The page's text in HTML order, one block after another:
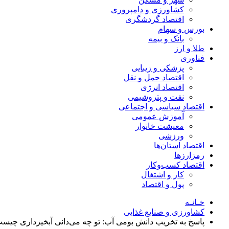
کشاورزی و دامپروری
اقتصاد گردشگری
بورس و سهام
بانک و بیمه
طلا و ارز
فناوری
پزشکی و زیبایی
اقتصاد حمل و نقل
اقتصاد انرژی
نفت و پتروشیمی
اقتصاد سیاسی و اجتماعی
آموزش عمومی
معیشت خانوار
ورزشی
اقتصاد استان‌ها
رمزارزها
اقتصاد کسب‌و‌کار
کار و اشتغال
پول و اقتصاد
خـانـه
کشاورزی و صنایع غذایی
پاسخ به تخریب دانش بومی آب: تو چه می‌دانی آبخیزداری